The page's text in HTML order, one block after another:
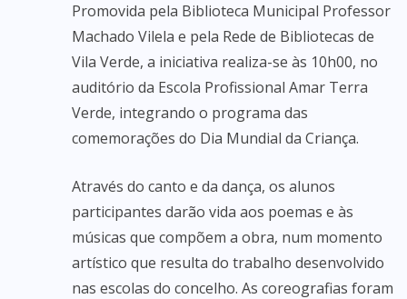
Promovida pela Biblioteca Municipal Professor
Machado Vilela e pela Rede de Bibliotecas de
Vila Verde, a iniciativa realiza-se às 10h00, no
auditório da Escola Profissional Amar Terra
Verde, integrando o programa das
comemorações do Dia Mundial da Criança.
Através do canto e da dança, os alunos
participantes darão vida aos poemas e às
músicas que compõem a obra, num momento
artístico que resulta do trabalho desenvolvido
nas escolas do concelho. As coreografias foram